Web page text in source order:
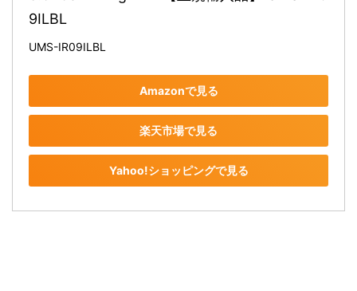
9ILBL
UMS-IR09ILBL
Amazonで見る
楽天市場で見る
Yahoo!ショッピングで見る